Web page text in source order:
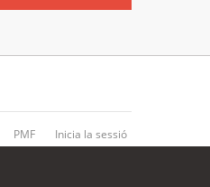
PMF Inicia la sessió